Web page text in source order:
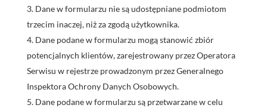
Dane w formularzu nie są udostępniane podmiotom
trzecim inaczej, niż za zgodą użytkownika.
Dane podane w formularzu mogą stanowić zbiór
potencjalnych klientów, zarejestrowany przez Operatora
Serwisu w rejestrze prowadzonym przez Generalnego
Inspektora Ochrony Danych Osobowych.
Dane podane w formularzu są przetwarzane w celu